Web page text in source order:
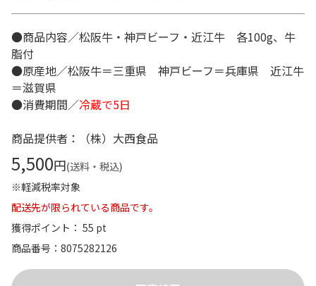
●商品内容／松阪牛・神戸ビーフ・近江牛 各100g、牛
脂付
●原産地／松阪牛＝三重県 神戸ビーフ＝兵庫県 近江牛
＝滋賀県
●消費期間／冷蔵で5日
商品提供者：（株）大西食品
5,500円(送料・税込)
※軽減税率対象
配送先が限られている商品です。
獲得ポイント： 55 pt
商品番号
8075282126